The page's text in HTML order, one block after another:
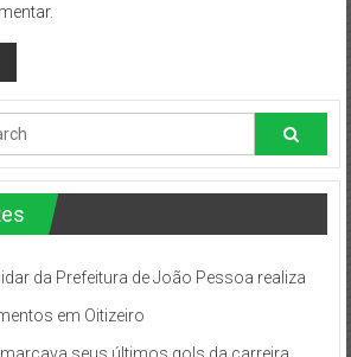
da Prefeitura de João Pessoa realiza
em Oitizeiro
marcava seus últimos gols da carreira